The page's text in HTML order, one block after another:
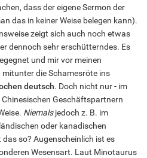
dass der eigene Sermon der
das in keiner Weise belegen kann).
zeigt sich auch noch etwas
dennoch sehr erschütterndes. Es
und mir vor meinen
die Schamesröte ins
deutsch. Doch nicht nur - im
Geschäftspartnern
Niemalsjedoch z. B. im
oder kanadischen
so? Augenscheinlich ist es
Wesensart. Laut Minotaurus